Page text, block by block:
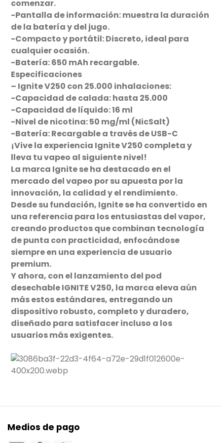
comenzar.
-Pantalla de información: muestra la duración
de la batería y del jugo.
-Compacto y portátil: Discreto, ideal para
cualquier ocasión.
-Batería: 650 mAh recargable.
Especificaciones
– Ignite V250 con 25.000 inhalaciones:
-Capacidad de calada: hasta 25.000
-Capacidad de líquido: 16 ml
-Nivel de nicotina: 50 mg/ml (NicSalt)
-Batería: Recargable a través de USB-C
¡Vive la experiencia Ignite V250 completa y
lleva tu vapeo al siguiente nivel!
La marca Ignite se ha destacado en el
mercado del vapeo por su apuesta por la
innovación, la calidad y el rendimiento.
Desde su fundación, Ignite se ha convertido en
una referencia para los entusiastas del vapor,
creando productos que combinan tecnología
de punta con practicidad, enfocándose
siempre en una experiencia de usuario
premium.
Y ahora, con el lanzamiento del pod
desechable IGNITE V250, la marca eleva aún
más estos estándares, entregando un
dispositivo robusto, completo y duradero,
diseñado para satisfacer incluso a los
usuarios más exigentes.
Medios de pago